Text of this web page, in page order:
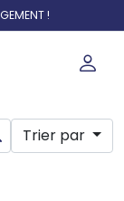
!
Trier par